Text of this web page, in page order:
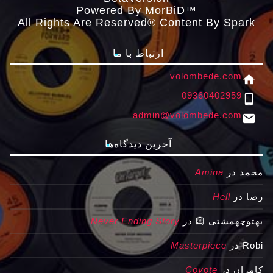
Powered By MorBiD™
All Rights Are Reserved® Content By Spark
ارتباط با ما
home
volombede.com
phone_android
09360402959
email
admin@volombede.com
آخرین دیدگاه‌ها
محمد در Amina
رضا در Hell
بهتوچهمشتی 👺 در Never Ending Story
Robiدر Masterpiece
کامران در Coyote